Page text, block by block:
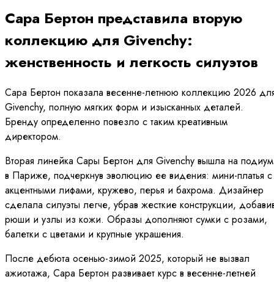
Сара Бертон представила вторую
коллекцию для Givenchy:
женственность и легкость силуэтов
Сара Бертон показала весенне-летнюю коллекцию 2026
Givenchy, полную мягких форм и изысканных деталей.
Бренду определенно повезло с таким креативным
директором.
Вторая линейка Сары Бертон для Givenchy вышла на
в Париже, подчеркнув эволюцию ее видения: мини-платья с
акцентными лифами, кружево, перья и бахрома. Дизайнер
сделала силуэты легче, убрав жесткие конструкции,
рюши и узлы из кожи. Образы дополняют сумки с розами,
балетки с цветами и крупные украшения.
После дебюта осенью-зимой 2025, который не вызвал
ажиотажа, Сара Бертон развивает курс в весенне-летней